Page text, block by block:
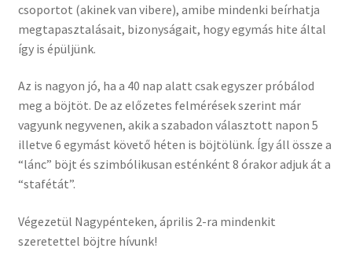
csoportot (akinek van vibere), amibe mindenki beírhatja
megtapasztalásait, bizonyságait, hogy egymás hite által
így is épüljünk.
Az is nagyon jó, ha a 40 nap alatt csak egyszer próbálod
meg a böjtöt. De az előzetes felmérések szerint már
vagyunk negyvenen, akik a szabadon választott napon 5
illetve 6 egymást követő héten is böjtölünk. Így áll össze a
“lánc” böjt és szimbólikusan esténként 8 órakor adjuk át a
“stafétát”.
Végezetül Nagypénteken, április 2-ra mindenkit
szeretettel böjtre hívunk!